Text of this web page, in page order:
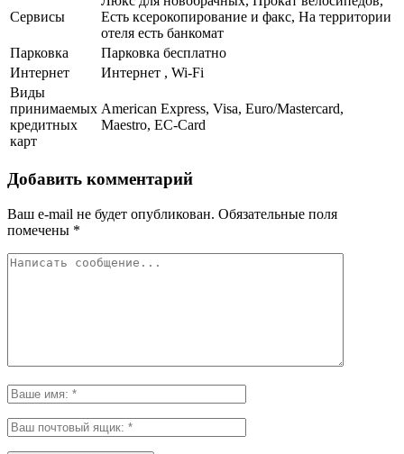
Сервисы
Есть ксерокопирование и факс, На территории
отеля есть банкомат
Парковка
Парковка бесплатно
Интернет
Интернет , Wi-Fi
Виды
принимаемых
кредитных
карт
American Express, Visa, Euro/Mastercard,
Maestro, EC-Card
Добавить комментарий
Ваш e-mail не будет опубликован. Обязательные поля
помечены *